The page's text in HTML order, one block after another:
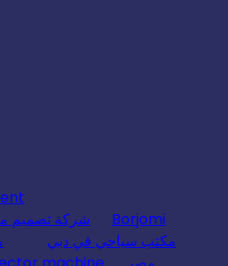
Borjomi
شركة تصميم
مكتب سياحي في دبي